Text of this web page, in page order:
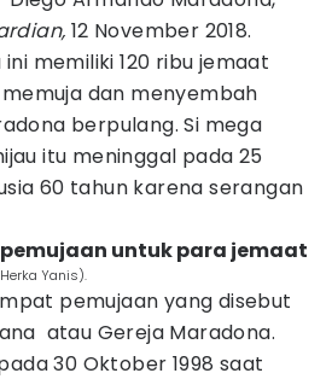
12 November 2018.
memiliki 120 ribu jemaat
dan menyembah
berpulang. Si mega
itu meninggal pada 25
60 tahun karena serangan
untuk para jemaat
Yanis).
pemujaan yang disebut
atau Gereja Maradona.
30 Oktober 1998 saat